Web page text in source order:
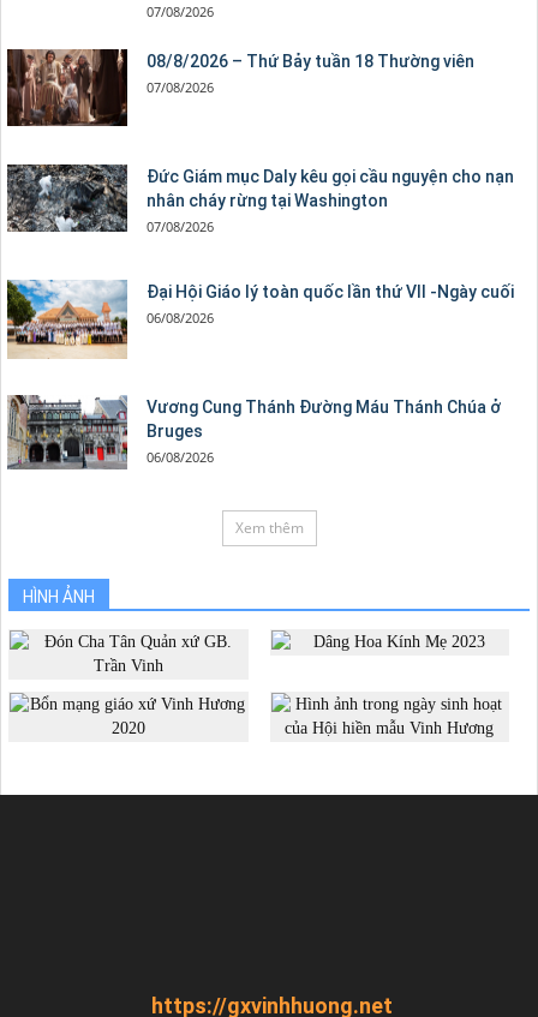
07/08/2026
08/8/2026 – Thứ Bảy tuần 18 Thường viên
07/08/2026
Đức Giám mục Daly kêu gọi cầu nguyện cho nạn
nhân cháy rừng tại Washington
07/08/2026
Đại Hội Giáo lý toàn quốc lần thứ VII -Ngày cuối
06/08/2026
Vương Cung Thánh Ðường Máu Thánh Chúa ở
Bruges
06/08/2026
Xem thêm
HÌNH ẢNH
https://gxvinhhuong.net